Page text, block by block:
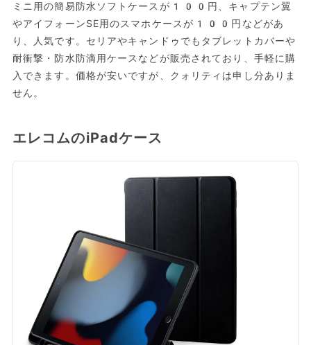
ミニ用の簡易防水ソフトケースが100円、キャプテン翼
やアイフォーンSE用のスマホケースが100円などがあ
り、人気です。セリアやキャンドゥでもタブレットカバーや
耐衝撃・防水防滴用ケースなどが販売されており、手軽に購
入できます。価格が安いですが、クォリティは申し分ありま
せん。
エレコムのiPadケース